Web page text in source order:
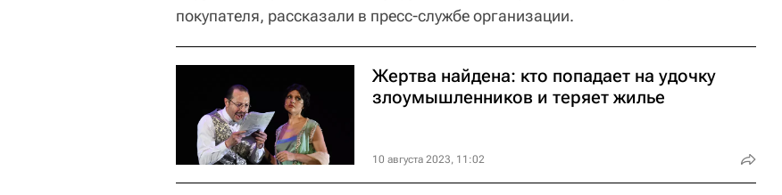
покупателя, рассказали в пресс-службе организации.
Жертва найдена: кто попадает на удочку
злоумышленников и теряет жилье
10 августа 2023, 11:02